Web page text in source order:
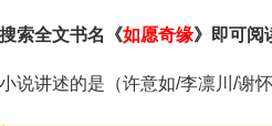
搜索全文书名《如愿奇缘》即可阅
小说讲述的是（许意如/李凛川/谢